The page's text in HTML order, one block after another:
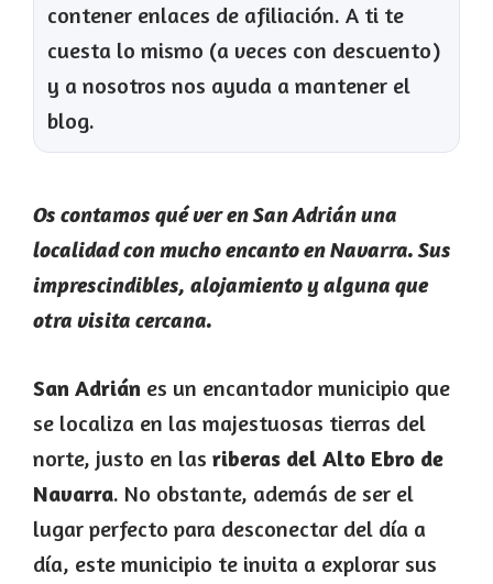
contener enlaces de afiliación. A ti te
cuesta lo mismo (a veces con descuento)
y a nosotros nos ayuda a mantener el
blog.
Os contamos qué ver en San Adrián una
localidad con mucho encanto en Navarra. Sus
imprescindibles, alojamiento y alguna que
otra visita cercana.
San Adrián es un encantador municipio que
se localiza en las majestuosas tierras del
norte, justo en las riberas del Alto Ebro de
Navarra. No obstante, además de ser el
lugar perfecto para desconectar del día a
día, este municipio te invita a explorar sus